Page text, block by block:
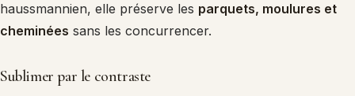
haussmannien, elle préserve les parquets, moulures et
cheminées sans les concurrencer.
Sublimer par le contraste